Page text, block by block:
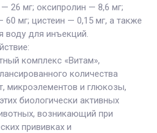
26 мг; оксипролин — 8,6 мг;
60 мг; цистеин — 0,15 мг, а также
воду для инъекций.
комплекс «Витам»,
количества
микроэлементов и глюкозы,
биологически активных
возникающий при
прививках и